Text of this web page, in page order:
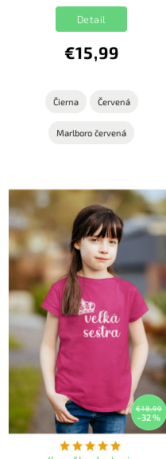
€15,99
Detail
Čierna Červená
Marlboro červená
€18,99
–32 %